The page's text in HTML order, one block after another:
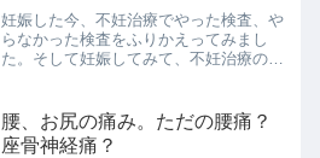
妊娠した今、不妊治療でやった検査、や
らなかった検査をふりかえってみまし
た。そして妊娠してみて、不妊治療の検
腰、お尻の痛み。ただの腰痛？
座骨神経痛？